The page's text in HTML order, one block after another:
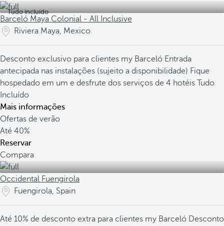
Tudo incluído
Barceló Maya Colonial - All Inclusive
Riviera Maya, Mexico
Desconto exclusivo para clientes my Barceló Entrada
antecipada nas instalações (sujeito a disponibilidade) Fique
hospedado em um e desfrute dos serviços de 4 hotéis Tudo
Incluído
Mais informações
Ofertas de verão
Até 40%
Reservar
Compara
Occidental Fuengirola
Fuengirola, Spain
Até 10% de desconto extra para clientes my Barceló Desconto